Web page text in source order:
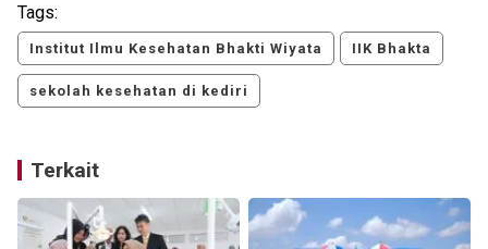
Tags:
Institut Ilmu Kesehatan Bhakti Wiyata IIK Bhakta
sekolah kesehatan di kediri
Terkait